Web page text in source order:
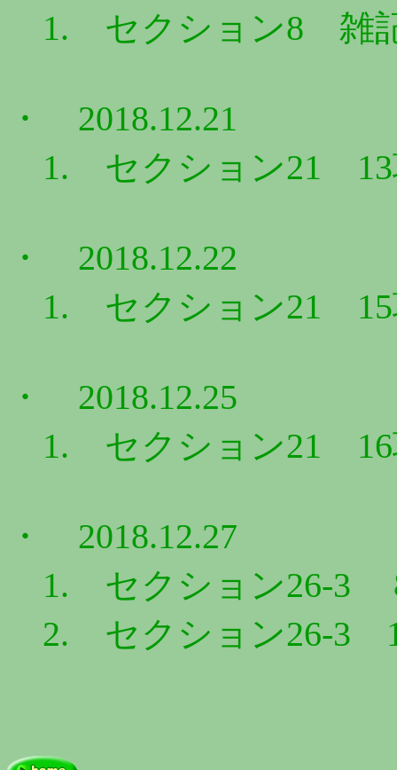
1. セクション8 雑記
・ 2018.12.21
1. セクション21 13
・ 2018.12.22
1. セクション21 15
・ 2018.12.25
1. セクション21 16
・ 2018.12.27
1. セクション26-3
2. セクション26-3